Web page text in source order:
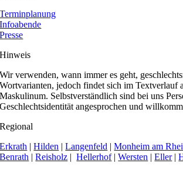
Terminplanung
Infoabende
Presse
Hinweis
Wir verwenden, wann immer es geht,
Wortvarianten, jedoch findet sich im Textverlauf
Maskulinum. Selbstverständlich sind bei uns
Geschlechtsidentität angesprochen und
Regional
Erkrath |Hilden |Langenfeld |Monheim am
Benrath |Reisholz |Hellerhof|Wersten |Eller|